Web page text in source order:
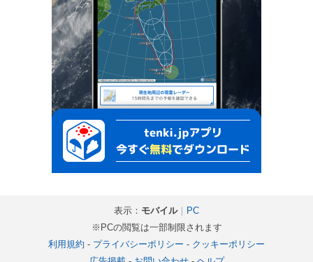
表示： モバイル｜ PC
※PCの閲覧は一部制限されます
利用規約 - プライバシーポリシー - クッキーポリシー